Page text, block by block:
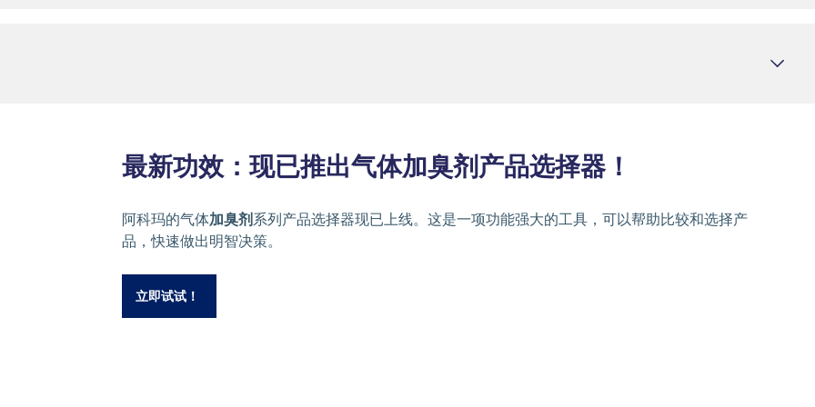
最新功效：现已推出气体加臭剂产品选择器！
阿科玛的气体加臭剂 系列产品选择器现已上线。这是一项功能强大的工具，可以帮助比较和选择产
品，快速做出明智决策。
立即试试！